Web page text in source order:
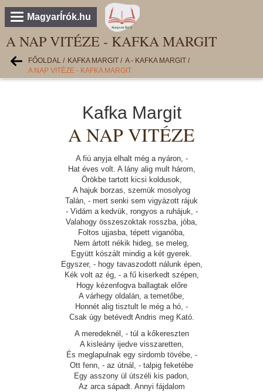
MagyarÍrók.hu
A NAP VITÉZE - KAFKA MARGIT
FŐOLDAL / KAFKA MARGIT / A - KAFKA MARGIT /
A NAP VITÉZE - KAFKA MARGIT
Kafka Margit
A NAP VITÉZE
A fiú anyja elhalt még a nyáron, -
Hat éves volt. A lány alig mult három,
Örökbe tartott kicsi koldusok,
A hajuk borzas, szemük mosolyog
Talán, - mert senki sem vigyázott rájuk
- Vidám a kedvük, rongyos a ruhájuk, -
Valahogy összeszoktak rosszba, jóba,
Foltos ujjasba, tépett viganóba,
Nem ártott nékik hideg, se meleg,
Együtt kószált mindig a két gyerek.
Egyszer, - hogy tavaszodott nálunk épen,
Kék volt az ég, - a fű kiserkedt szépen,
Hogy kézenfogva ballagtak előre
A várhegy oldalán, a temetőbe,
Honnét alig tisztult le még a hó, -
Csak úgy betévedt Andris meg Kató.
A meredeknél, - túl a kőkereszten
A kisleány ijedve visszaretten,
És meglapulnak egy sirdomb tövébe, -
Ott fenn, - az útnál, - talpig feketébe
Egy asszony ül útszéli kis padon,
Az arca sápadt. Annyi fájdalom